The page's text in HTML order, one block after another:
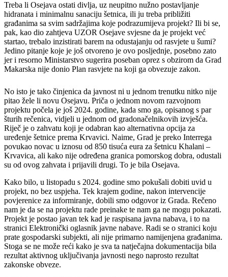
Treba li Osejava ostati divlja, uz neupitno nužno postavljanje
hidranata i minimalnu sanaciju šetnica, ili ju treba približiti
građanima sa svim sadržajima koje podrazumijeva projekt? Ili bi se,
pak, kao dio zahtjeva UZOR Osejave svjesne da je projekt već
startao, trebalo inzistirati barem na odustajanju od rasvjete u šumi?
Jedino pitanje koje je još otvoreno je ovo posljednje, posebno zato
jer i resorno Ministarstvo sugerira poseban oprez s obzirom da Grad
Makarska nije donio Plan rasvjete na koji ga obvezuje zakon.
No isto je tako činjenica da javnost ni u jednom trenutku nitko nije
pitao žele li novu Osejavu. Priča o jednom novom razvojnom
projektu počela je još 2024. godine, kada smo ga, opisanog s par
šturih rečenica, vidjeli u jednom od gradonačelnikovih izvješća.
Riječ je o zahvatu koji je odabran kao alternativna opcija za
uređenje šetnice prema Krvavici. Naime, Grad je preko Interrega
povukao novac u iznosu od 850 tisuća eura za šetnicu Khalani –
Krvavica, ali kako nije određena granica pomorskog dobra, odustali
su od ovog zahvata i prijavili drugi. To je bila Osejava.
Kako bilo, u listopadu s 2024. godine smo pokušali dobiti uvid u
projekt, no bez uspjeha. Tek krajem godine, nakon intervencije
povjerenice za informiranje, dobili smo odgovor iz Grada. Rečeno
nam je da se na projektu rade preinake te nam ga ne mogu pokazati.
Projekt je postao javan tek kad je raspisana javna nabava, i to na
stranici Elektronički oglasnik javne nabave. Radi se o stranici koju
prate gospodarski subjekti, ali nije primarno namijenjena građanima.
Stoga se ne može reći kako je sva ta natječajna dokumentacija bila
rezultat aktivnog uključivanja javnosti nego naprosto rezultat
zakonske obveze.